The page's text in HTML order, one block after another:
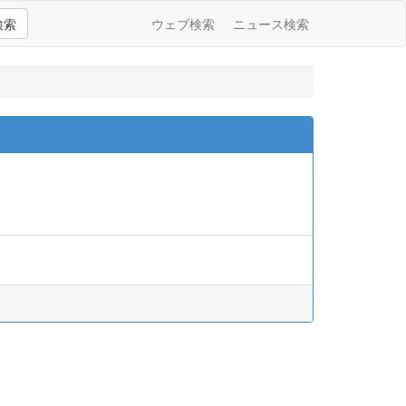
索 ウェブ検索 ニュース検索